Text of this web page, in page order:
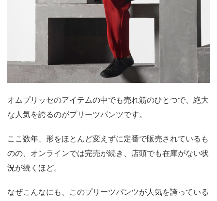
オムプリッセのアイテムの中でも売れ筋のひとつで、絶大
な人気を誇るのがプリーツパンツです。
ここ数年、形をほとんど変えずに定番で販売されているも
のの、オンラインでは完売が続き、店頭でも在庫がない状
況が続くほど。
なぜこんなにも、このプリーツパンツが人気を誇っている